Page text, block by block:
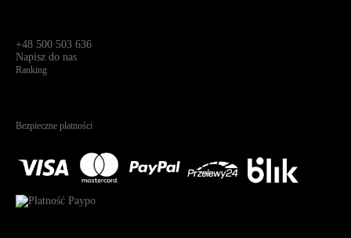
+48 500 503 636
Napisz do nas
Ranking
Bezpieczne płatności